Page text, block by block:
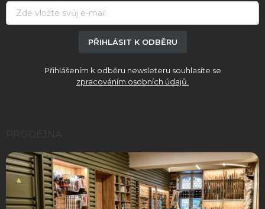
PŘIHLÁSIT K ODBĚRU
Přihlášením k odběru newsleteru souhlasíte se
zpracováním osobních údajů.
PRODEJNA